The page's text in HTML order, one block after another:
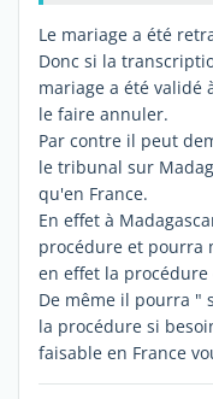
Le mariage a été
Donc si la
mariage a été validé
le faire annuler.
Par contre il peut
le tribunal sur
qu'en France.
En effet à
procédure et pourra
en effet la
De même il pourra "
la procédure si
faisable en France